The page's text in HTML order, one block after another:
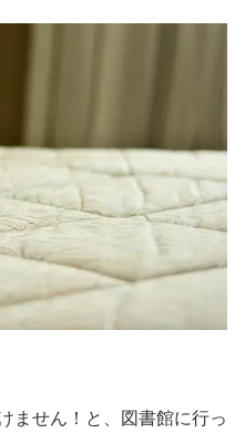
ません！と、図書館に行っ